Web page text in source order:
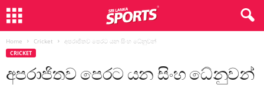
Home Cricket අපරාජිතව පෙරට යන සිංහ ධේනුවන්
CRICKET
අපරාජිතව පෙරට යන සිංහ ධේනුවන්